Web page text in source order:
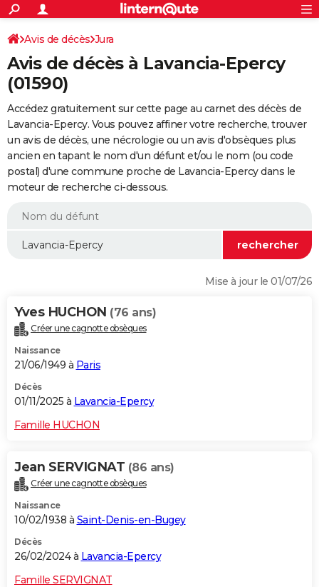
ACTUALITÉS
Politique
Société
Faits Divers
Education
Monde
Villes
+
SPORT
Coupe du monde 2026
Football
Tennis
Cyclisme
Rugby
Forum
FINANCE
Retraite
Impôts
Epargne
Immobilier
Risques naturels par ville
Banque
Assurance
Crédit
Essais
Réserver un essai
Citadines
Berlines
SUV
Forum auto
+
HIGH-TECH
Mobiles
Meilleur smartphone
Internet
Ordinateurs
Jeux vidéo
Guide high-tech
+BRICOLAGE
Forum
Aménagement intérieur
Extérieur
Cuisine
Salle de bains
Jardinage
Rangement
WEEK-END
Guides de France
Escapades
Patrimoine
Expositions
Musées
Week-end nature
LIFESTYLE
Alimentation
Guide de la santé
Maladies
Médicaments
Sommeil
VOYAGE
Destinations
City break
Voyage nature
Voyage de noces
Forum
Climat
+PHOTO
GUIDES D'ACHAT
BONS PLANS
CARTE DE VOEUX
Dictionnaire
Biographies
Citations
Expressions
Proverbes
PROGRAMME TV
COPAINS D'AVANT
S'inscrire
Se connecter
Lycées
Collèges
Primaires
Universités
Entreprises
Service militaire
Avis de recherche
AVIS DE DÉCÈS
Avis de décès Jura
Avis de décès à Lavancia-Epercy
(01590)
Accédez gratuitement sur cette page au carnet des décès de
Lavancia-Epercy. Vous pouvez affiner votre recherche, trouver
un avis de décès, une nécrologie ou un avis d'obsèques plus
ancien en tapant le nom d'un défunt et/ou le nom (ou code
postal) d'une commune proche de Lavancia-Epercy dans le
moteur de recherche ci-dessous.
Mise à jour le 01/07/26
Yves HUCHON (76 ans)
Créer une cagnotte obsèques
Naissance
21/06/1949 à Paris
Décès
01/11/2025 à Lavancia-Epercy
Famille HUCHON
Jean SERVIGNAT (86 ans)
Créer une cagnotte obsèques
Naissance
10/02/1938 à Saint-Denis-en-Bugey
Décès
26/02/2024 à Lavancia-Epercy
Famille SERVIGNAT